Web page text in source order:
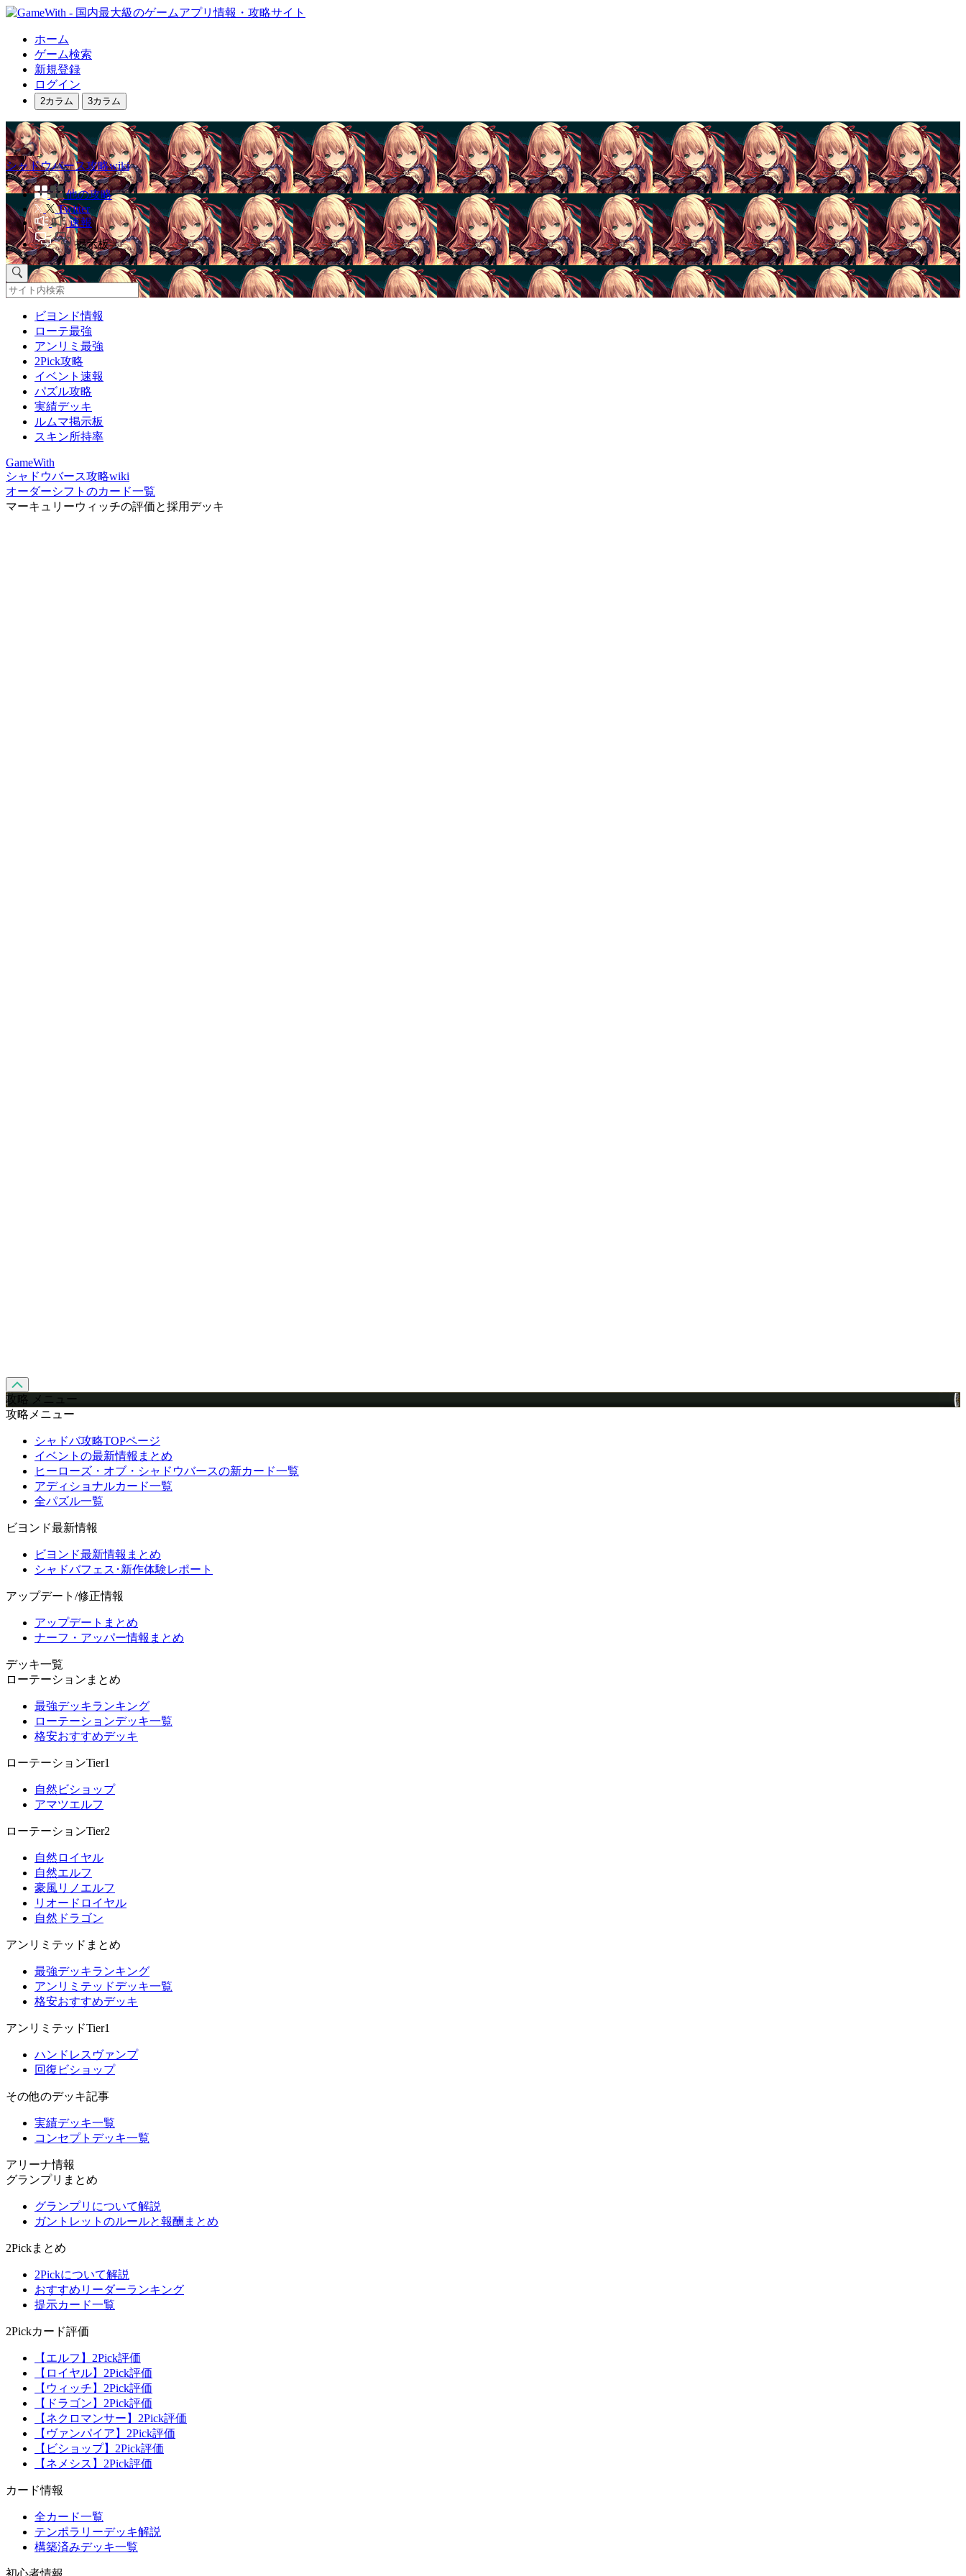
ホーム
ゲーム検索
新規登録
ログイン
2カラム 3カラム
シャドウバース攻略wiki
他の攻略
Twitter
速報
掲示板
ビヨンド情報
ローテ最強
アンリミ最強
2Pick攻略
イベント速報
パズル攻略
実績デッキ
ルムマ掲示板
スキン所持率
GameWith
シャドウバース攻略wiki
オーダーシフトのカード一覧
マーキュリーウィッチの評価と採用デッキ
攻略 メニュー
攻略メニュー
シャドバ攻略TOPページ
イベントの最新情報まとめ
ヒーローズ・オブ・シャドウバースの新カード一覧
アディショナルカード一覧
全パズル一覧
ビヨンド最新情報
ビヨンド最新情報まとめ
シャドバフェス･新作体験レポート
アップデート/修正情報
アップデートまとめ
ナーフ・アッパー情報まとめ
デッキ一覧
ローテーションまとめ
最強デッキランキング
ローテーションデッキ一覧
格安おすすめデッキ
ローテーションTier1
自然ビショップ
アマツエルフ
ローテーションTier2
自然ロイヤル
自然エルフ
豪風リノエルフ
リオードロイヤル
自然ドラゴン
アンリミテッドまとめ
最強デッキランキング
アンリミテッドデッキ一覧
格安おすすめデッキ
アンリミテッドTier1
ハンドレスヴァンプ
回復ビショップ
その他のデッキ記事
実績デッキ一覧
コンセプトデッキ一覧
アリーナ情報
グランプリまとめ
グランプリについて解説
ガントレットのルールと報酬まとめ
2Pickまとめ
2Pickについて解説
おすすめリーダーランキング
提示カード一覧
2Pickカード評価
【エルフ】2Pick評価
【ロイヤル】2Pick評価
【ウィッチ】2Pick評価
【ドラゴン】2Pick評価
【ネクロマンサー】2Pick評価
【ヴァンパイア】2Pick評価
【ビショップ】2Pick評価
【ネメシス】2Pick評価
カード情報
全カード一覧
テンポラリーデッキ解説
構築済みデッキ一覧
初心者情報